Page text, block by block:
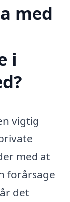
med
i
vigtig
med at
forårsage
det